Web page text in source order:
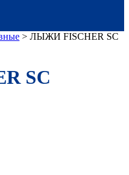
> ЛЫЖИ FISCHER SC
SC